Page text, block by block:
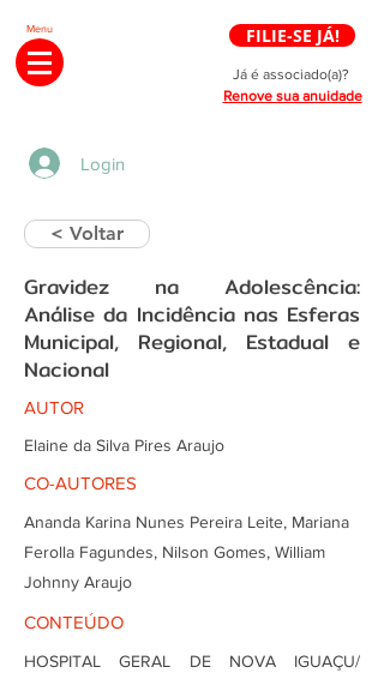
Menu FILIE-SE JÁ!
Já é associado(a)?
Renove sua anuidade
Login
< Voltar
Gravidez na Adolescência:
Análise da Incidência nas Esferas
Municipal, Regional, Estadual e
Nacional
AUTOR
Elaine da Silva Pires Araujo
CO-AUTORES
Ananda Karina Nunes Pereira Leite, Mariana
Ferolla Fagundes, Nilson Gomes, William
Johnny Araujo
CONTEÚDO
HOSPITAL GERAL DE NOVA IGUAÇU/